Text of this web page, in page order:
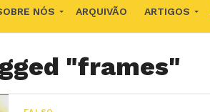
NÓS ARQUIVÃO ARTIGOS
"frames"